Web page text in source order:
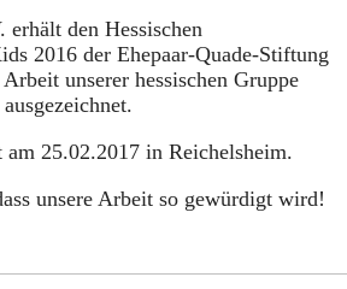
erhält den Hessischen
2016 der Ehepaar-Quade-Stiftung
unserer hessischen Gruppe
25.02.2017 in Reichelsheim.
unsere Arbeit so gewürdigt wird!